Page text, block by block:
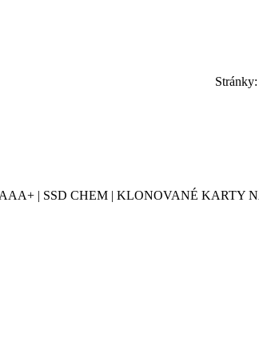
Stránky:
| SSD CHEM | KLONOVANÉ KARTY